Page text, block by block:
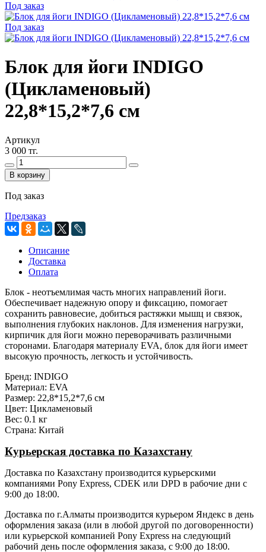
Под заказ
Под заказ
Блок для йоги INDIGO
(Цикламеновый)
22,8*15,2*7,6 см
Артикул
3 000 тг.
В корзину
Под заказ
Предзаказ
Описание
Доставка
Оплата
Блок - неотъемлимая часть многих направлений йоги.
Обеспечивает надежную опору и фиксацию, помогает
сохранить равновесие, добиться растяжки мышц и связок,
выполнения глубоких наклонов. Для изменения нагрузки,
кирпичик для йоги можно переворачивать различными
сторонами. Благодаря материалу EVA, блок для йоги имеет
высокую прочность, легкость и устойчивость.
Бренд: INDIGO
Материал: EVA
Размер: 22,8*15,2*7,6 см
Цвет: Цикламеновый
Вес: 0.1 кг
Страна: Китай
Курьерская доставка по Казахстану
Доставка по Казахстану производится курьерскими
компаниями Pony Express, CDEK или DPD в рабочие дни с
9:00 до 18:00.
Доставка по г.Алматы производится курьером Яндекс в день
оформления заказа (или в любой другой по договоренности)
или курьерской компанией Pony Express на следующий
рабочий день после оформления заказа, с 9:00 до 18:00.